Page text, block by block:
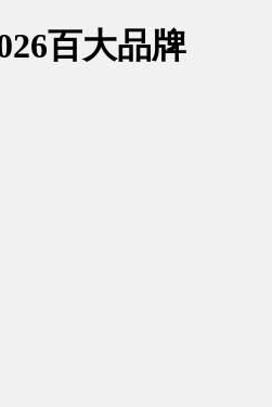
百大品牌